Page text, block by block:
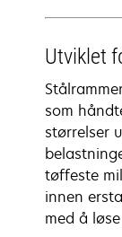
Utviklet
som
størrelser
tøffeste
innen
med å